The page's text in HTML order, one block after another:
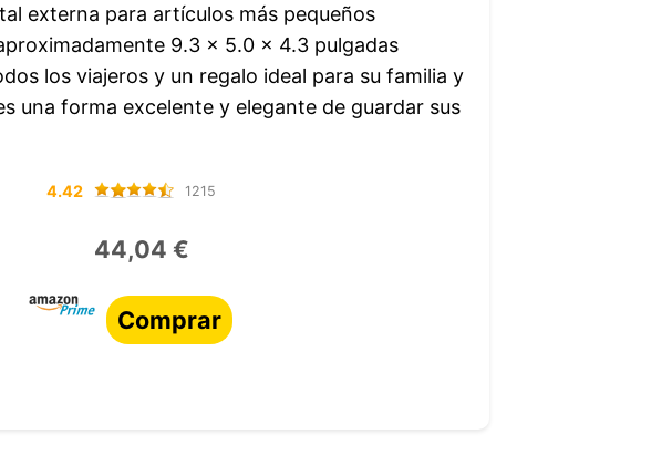
externa para artículos más pequeños
9.3 x 5.0 x 4.3 pulgadas
los viajeros y un regalo ideal para su familia y
una forma excelente y elegante de guardar sus
4.42 1215
44,04 €
Comprar